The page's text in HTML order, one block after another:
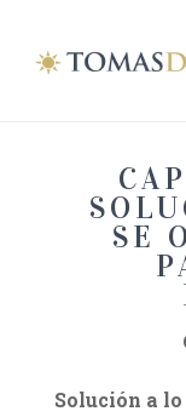
SE
Solución a